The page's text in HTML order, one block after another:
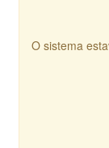
O sistema